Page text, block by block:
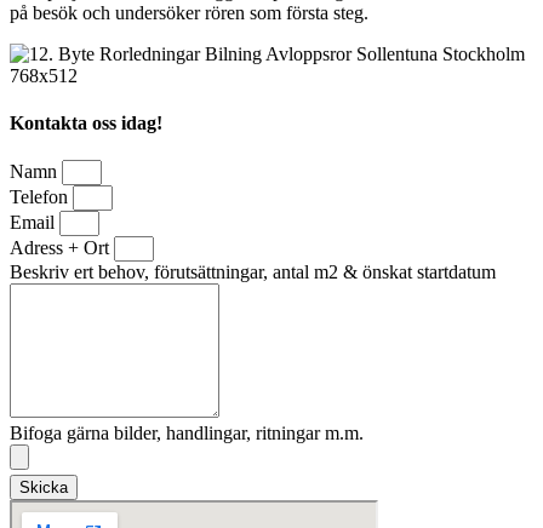
på besök och undersöker rören som första steg.
Kontakta oss idag!
Namn
Telefon
Email
Adress + Ort
Beskriv ert behov, förutsättningar, antal m2 & önskat startdatum
Bifoga gärna bilder, handlingar, ritningar m.m.
Skicka